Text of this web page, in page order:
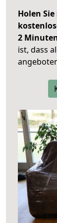
Holen
2
ist, dass